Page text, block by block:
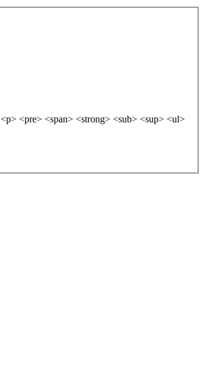
<pre> <span> <strong> <sub> <sup> <ul>